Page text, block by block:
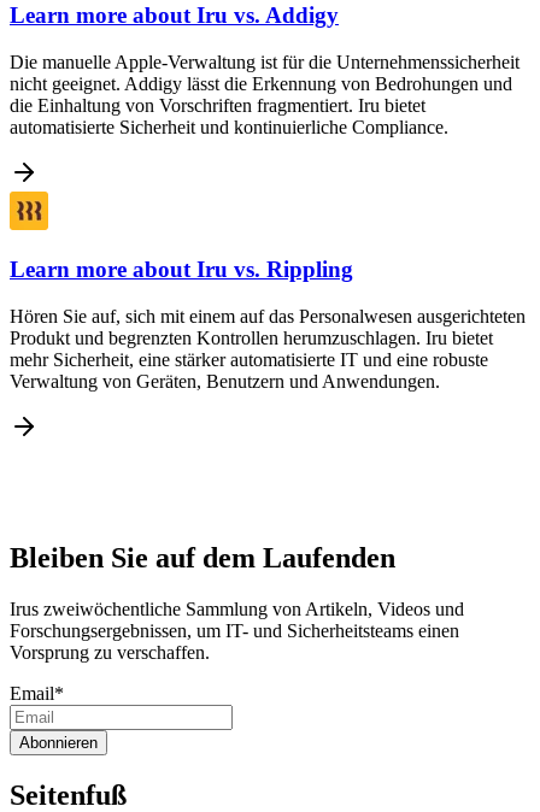
Learn more about Iru vs. Addigy
Die manuelle Apple-Verwaltung ist für die Unternehmenssicherheit
nicht geeignet. Addigy lässt die Erkennung von Bedrohungen und
die Einhaltung von Vorschriften fragmentiert. Iru bietet
automatisierte Sicherheit und kontinuierliche Compliance.
Learn more aboutIru vs. Rippling
Hören Sie auf, sich mit einem auf das Personalwesen ausgerichteten
Produkt und begrenzten Kontrollen herumzuschlagen. Iru bietet
mehr Sicherheit, eine stärker automatisierte IT und eine robuste
Verwaltung von Geräten, Benutzern und Anwendungen.
Bleiben Sie auf dem Laufenden
Irus zweiwöchentliche Sammlung von Artikeln, Videos und
Forschungsergebnissen, um IT- und Sicherheitsteams einen
Vorsprung zu verschaffen.
Email*
Seitenfuß